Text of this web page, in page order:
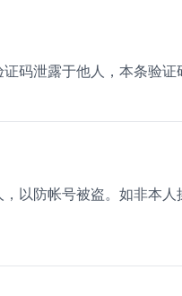
码泄露于他人，本条验证
以防帐号被盗。如非本人